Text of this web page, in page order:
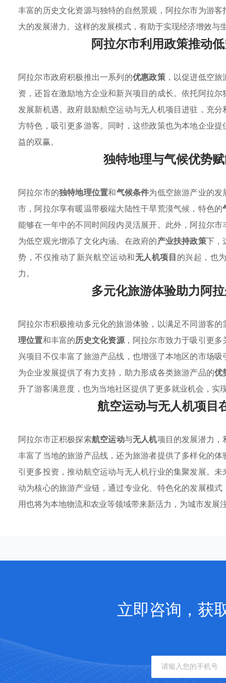
丰富的历史文化资源与独特的自然景观，阿拉尔市为游
大的发展潜力。这样的发展模式，有助于实现经济增效
阿拉尔市利用政策推动
阿拉尔市政府积极推出一系列的优惠政策，以促进低空旅
资，还旨在激励地方企业和新兴项目的成长。依托阿拉
发展新机遇。政府鼓励航空运动与无人机项目进驻，充
方特色，吸引更多游客。同时，这些政策也为本地企业
益的双赢。
独特地理与气候优势
阿拉尔市的独特地理位置和气候条件为低空旅游产业的
市，阿拉尔享有暖温带极端大陆性干旱荒漠气候，特色的
能够在一年中的不同时间段内灵活展开。此外，阿拉尔
为低空观光增添了文化内涵。在政府的产业扶持政策下，
势，不仅推动了新兴航空运动和无人机项目的兴起，也
力。
多元化旅游体验助力阿
阿拉尔市积极推动多元化的旅游体验，以满足不同游客
理位置和丰富的历史文化资源，阿拉尔市致力于吸引更
兴项目不仅丰富了旅游产品线，也增强了本地区的市场
为企业发展提供了有力支持，助力形成各类旅游产品的优
升了游客满意度，也为当地社区提供了更多就业机会，实
航空运动与无人机项目
阿拉尔市正积极探索航空运动与无人机项目的发展潜力，
丰富了当地的旅游产品线，还为旅游者提供了多样化的
引更多投资，推动航空运动与无人机行业的集聚发展。
动为核心的旅游产业链，通过专业化、特色化的发展模
用也将为本地物流和农业等领域带来新活力，为城市发展
立即咨询，获